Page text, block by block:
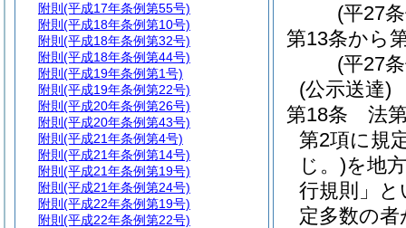
(平27
第13条から
(平27
(公示送達)
第18条
法
第2項に規
じ。)を地
行規則」と
定多数の
附則 (平成17年条例第55号)
附則 (平成18年条例第10号)
附則 (平成18年条例第32号)
附則 (平成18年条例第44号)
附則 (平成19年条例第1号)
附則 (平成19年条例第22号)
附則 (平成20年条例第26号)
附則 (平成20年条例第43号)
附則 (平成21年条例第4号)
附則 (平成21年条例第14号)
附則 (平成21年条例第19号)
附則 (平成21年条例第24号)
附則 (平成22年条例第19号)
附則 (平成22年条例第22号)